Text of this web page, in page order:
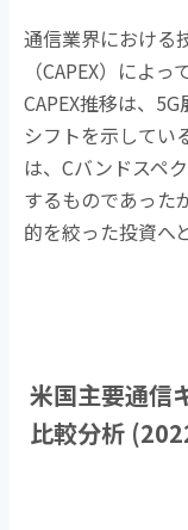
通信業界における
（CAPEX）によっ
CAPEX推移は、 5G
シフトを示してい
は、Cバンドスペ
するものであった
的を絞った投資へ
米国主要通信
比較分析